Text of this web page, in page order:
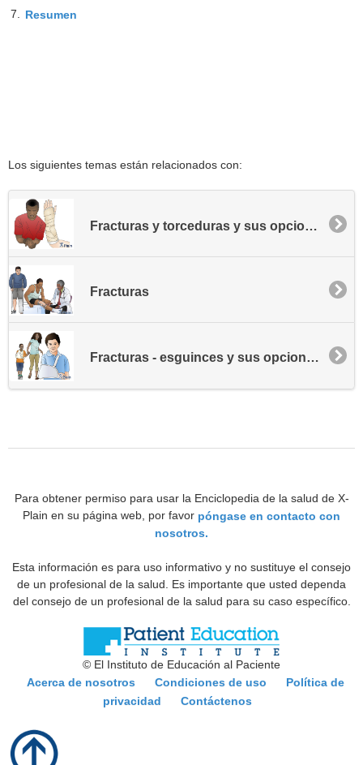
7. Resumen
Los siguientes temas están relacionados con:
Fracturas y torceduras y sus opciones de tratamiento
Fracturas
Fracturas - esguinces y sus opciones de tratamiento - Pediatría
Para obtener permiso para usar la Enciclopedia de la salud de X-
Plain en su página web, por favor póngase en contacto con
nosotros.
Esta información es para uso informativo y no sustituye el consejo
de un profesional de la salud. Es importante que usted dependa
del consejo de un profesional de la salud para su caso específico.
© El Instituto de Educación al Paciente
Acerca de nosotros
Condiciones de uso
Política de
privacidad
Contáctenos